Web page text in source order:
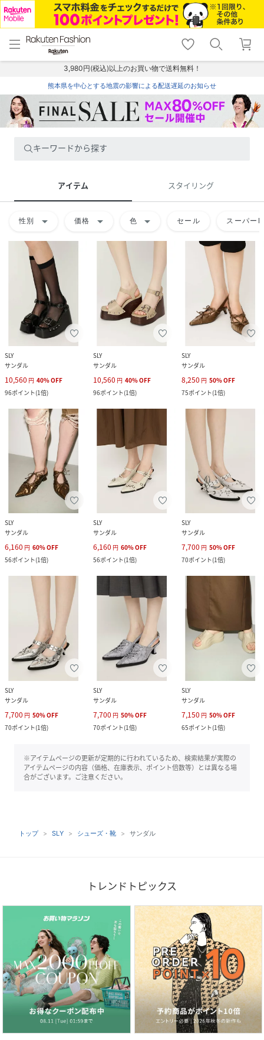
menu home
トップ
shopping_cart lock_outline
ログイン
3,980円(税込)以上のお買い物で送料無料！
熊本県を中心とする地震の影響による配送遅延のお知らせ
キーワードから探す
アイテム スタイリング
性別 arrow_drop_down 価格 arrow_drop_down 色 arrow_drop_down セール スーパー
SLY
サンダル
10,560 円 40%OFF
96ポイント(1倍)
SLY
サンダル
10,560 円 40%OFF
96ポイント(1倍)
SLY
サンダル
8,250 円 50%OFF
75ポイント(1倍)
SLY
サンダル
6,160 円 60%OFF
56ポイント(1倍)
SLY
サンダル
6,160 円 60%OFF
56ポイント(1倍)
SLY
サンダル
7,700 円 50%OFF
70ポイント(1倍)
SLY
サンダル
7,700 円 50%OFF
70ポイント(1倍)
SLY
サンダル
7,700 円 50%OFF
70ポイント(1倍)
SLY
サンダル
7,150 円 50%OFF
65ポイント(1倍)
※アイテムページの更新が定期的に行われているため、検索結果が実際の
アイテムページの内容（価格、在庫表示、ポイント倍数等）とは異なる場
合がございます。ご注意ください。
トップ SLY シューズ・靴 サンダル
トレンドトピックス